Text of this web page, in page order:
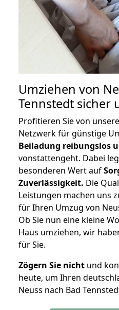
Umziehen von
Tennstedt sicher
Profitieren Sie von
Netzwerk für günstige
Beiladung reibungslos
vonstattengeht. Dabei
besonderen Wert auf
Zuverlässigkeit. Die
Leistungen machen uns
für Ihren Umzug von
Ob Sie nun eine kleine
Haus umziehen, wir
für Sie.
Zögern Sie nicht und
heute, um Ihren
Neuss nach Bad